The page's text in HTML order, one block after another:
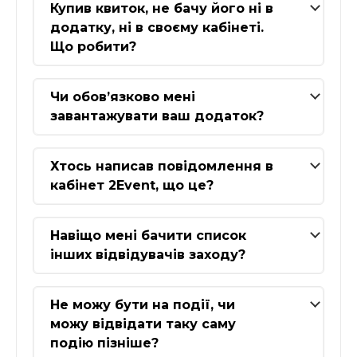
Купив квиток, не бачу його ні в
додатку, ні в своєму кабінеті.
Що робити?
Чи обов’язково мені
завантажувати ваш додаток?
Хтось написав повідомлення в
кабінет 2Event, що це?
Навіщо мені бачити список
інших відвідувачів заходу?
Не можу бути на події, чи
можу відвідати таку саму
подію пізніше?